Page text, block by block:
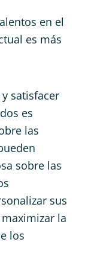
en el
es más
satisfacer
es
las
sobre las
sus
la
los